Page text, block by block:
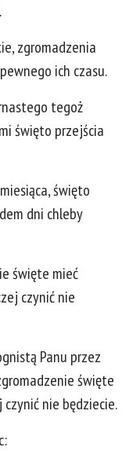
zgromadzenia
ich czasu.
tegoż
święto przejścia
święto
dni chleby
święte mieć
czynić nie
Panu przez
święte
nie będziecie.